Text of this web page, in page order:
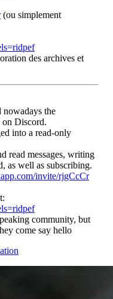
(ou simplement
des archives et
nowadays the
Discord.
into a read-only
read messages, writing
as well as subscribing.
invite/rjgCcCr
community, but
come say hello